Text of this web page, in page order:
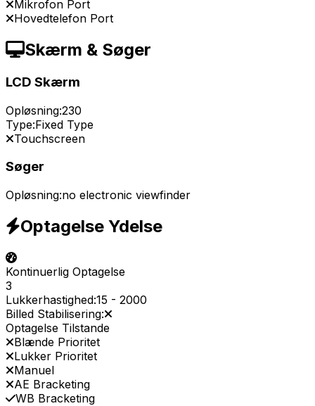
Mikrofon Port
Hovedtelefon Port
Skærm & Søger
LCD Skærm
Opløsning:230
Type:Fixed Type
Touchscreen
Søger
Opløsning:no electronic viewfinder
Optagelse Ydelse
Kontinuerlig Optagelse
3
Lukkerhastighed:15 - 2000
Billed Stabilisering:
Optagelse Tilstande
Blænde Prioritet
Lukker Prioritet
Manuel
AE Bracketing
WB Bracketing